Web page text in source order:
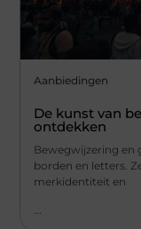
Aanbiedingen
De kunst van
ontdekken
Bewegwijzering en
borden en letters.
merkidentiteit en
...